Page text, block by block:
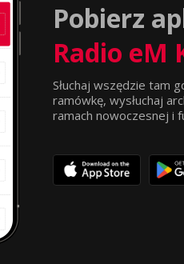
Pobierz
Radio eM
Słuchaj wszędzie tam
ramówkę, wysłuchaj
ramach nowoczesnej i